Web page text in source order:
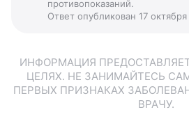
противопоказаний.
Ответ опубликован 17 октября
ИНФОРМАЦИЯ
ЦЕЛЯХ. НЕ ЗАНИМАЙТЕСЬ
ПЕРВЫХ ПРИЗНАКАХ
ВРАЧУ.